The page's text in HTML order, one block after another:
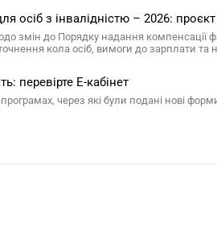
осіб з інвалідністю – 2026:
змін до Порядку надання компенсації
кола осіб, вимоги до зарплати та
перевірте Е-кабінет
через які були подані нові